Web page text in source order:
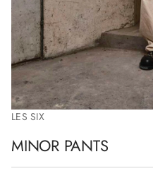
LES SIX
MINOR PANTS